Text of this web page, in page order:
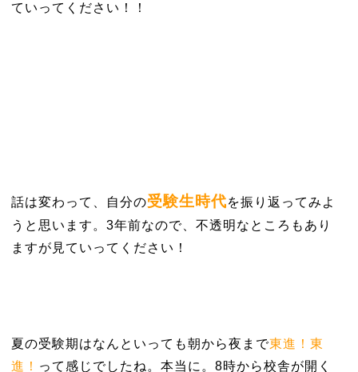
ていってください！！
話は変わって、自分の受験生時代を振り返ってみよ
うと思います。3年前なので、不透明なところもあり
ますが見ていってください！
夏の受験期はなんといっても朝から夜まで東進！東
進！ って感じでしたね。本当に。8時から校舎が開く